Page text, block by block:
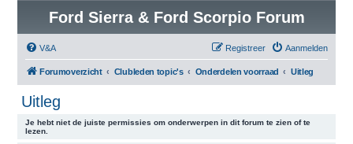
Ford Sierra & Ford Scorpio Forum
V&A Aanmelden
Registreer
Forumoverzicht Clubleden topic's Onderdelen voorraad Uitleg
Uitleg
Je hebt niet de juiste permissies om onderwerpen in dit forum te zien of te
lezen.